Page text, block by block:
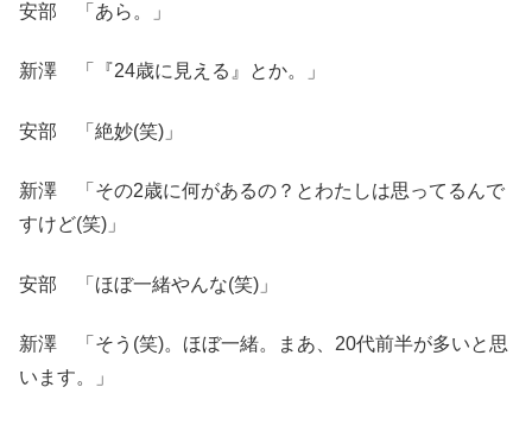
安部 「あら。」
新澤 「『24歳に見える』とか。」
安部 「絶妙(笑)」
新澤 「その2歳に何があるの？とわたしは思ってるんで
すけど(笑)」
安部 「ほぼ一緒やんな(笑)」
新澤 「そう(笑)。ほぼ一緒。まあ、20代前半が多いと思
います。」